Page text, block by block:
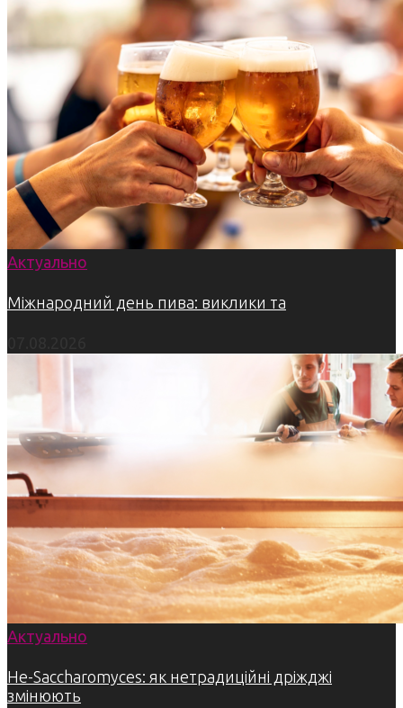
Актуально
Міжнародний день пива: виклики та
Актуально
Не-Saccharomyces: як нетрадиційні дріжджі
змінюють